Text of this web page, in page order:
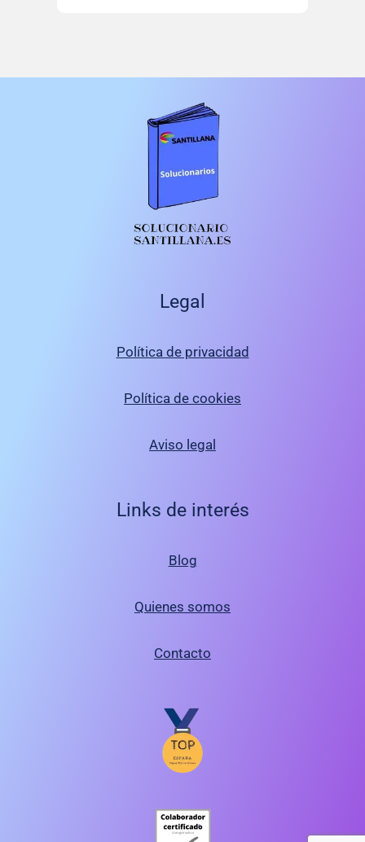
Legal
Política de privacidad
Política de cookies
Aviso legal
Links de interés
Blog
Quienes somos
Contacto